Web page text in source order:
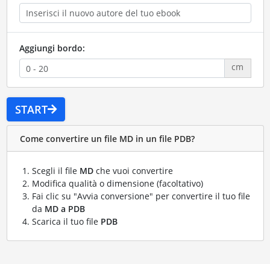
Aggiungi bordo:
cm
START
Come convertire un file MD in un file PDB?
Scegli il file MDche vuoi convertire
Modifica qualità o dimensione (facoltativo)
Fai clic su "Avvia conversione" per convertire il tuo file
da MD a PDB
Scarica il tuo file PDB